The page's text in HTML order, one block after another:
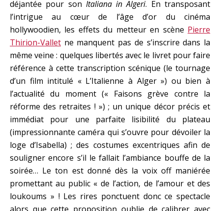
déjantée pour son Italiana in Algeri. En transposant
l’intrigue au cœur de l’âge d’or du cinéma
hollywoodien, les effets du metteur en scène Pierre
Thirion-Vallet ne manquent pas de s’inscrire dans la
même veine : quelques libertés avec le livret pour faire
référence à cette transcription scénique (le tournage
d’un film intitulé « L’Italienne à Alger ») ou bien à
l’actualité du moment (« Faisons grève contre la
réforme des retraites ! ») ; un unique décor précis et
immédiat pour une parfaite lisibilité du plateau
(impressionnante caméra qui s’ouvre pour dévoiler la
loge d’Isabella) ; des costumes excentriques afin de
souligner encore s’il le fallait l’ambiance bouffe de la
soirée… Le ton est donné dès la voix off maniérée
promettant au public « de l’action, de l’amour et des
loukoums » ! Les rires ponctuent donc ce spectacle